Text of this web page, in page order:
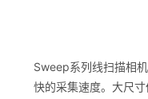
Sweep系列线扫描相
快的采集速度。大尺